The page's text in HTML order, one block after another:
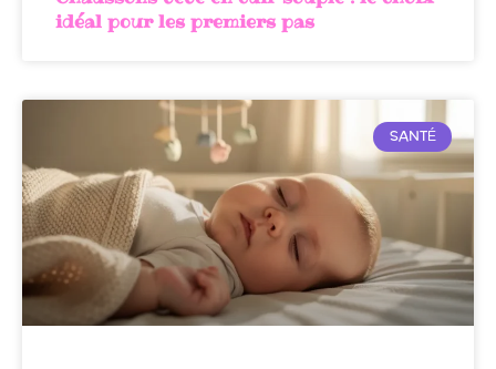
idéal pour les premiers pas
SANTÉ